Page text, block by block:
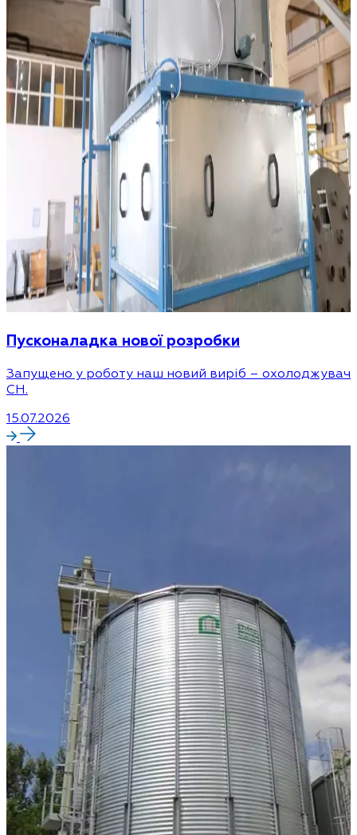
Пусконаладка нової розробки
Запущено у роботу наш новий виріб – охолоджувач
CH.
15.07.2026